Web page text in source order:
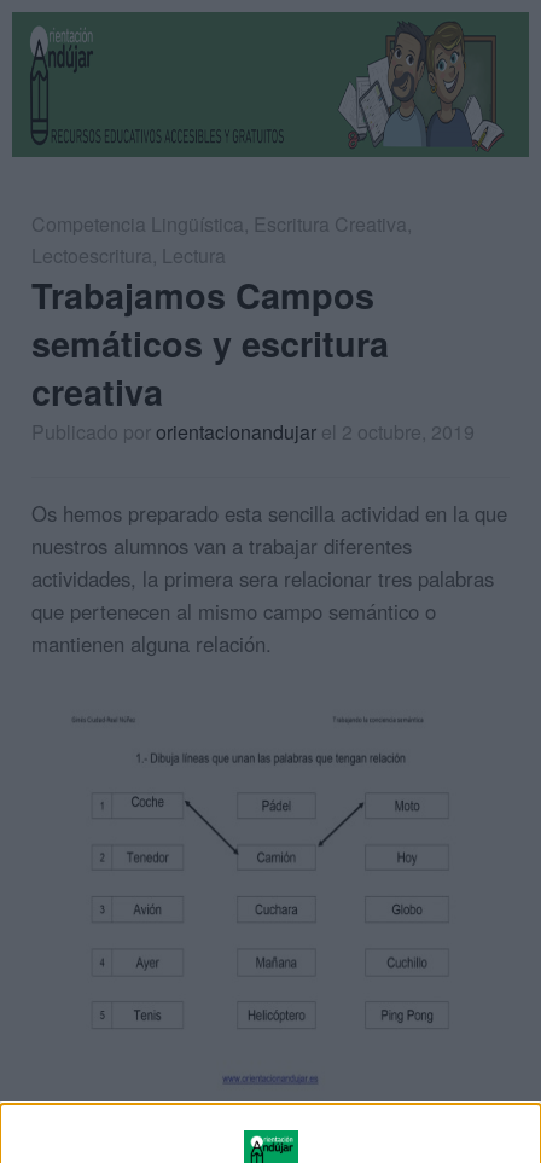
Competencia Lingüística, Escritura Creativa,
Lectoescritura, Lectura
Trabajamos Campos
semáticos y escritura
creativa
Publicado pororientacionandujar el 2 octubre, 2019
Os hemos preparado esta sencilla actividad en la que
nuestros alumnos van a trabajar diferentes
actividades, la primera sera relacionar tres palabras
que pertenecen al mismo campo semántico o
mantienen alguna relación.